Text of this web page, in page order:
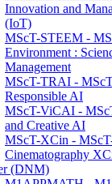
Innovation and
(IoT)
MScT-STEEM -
Environment :
Management
MScT-TRAI -
Responsible AI
MScT-ViCAI -
and Creative AI
MScT-XCin -
Cinematography
(DNM)